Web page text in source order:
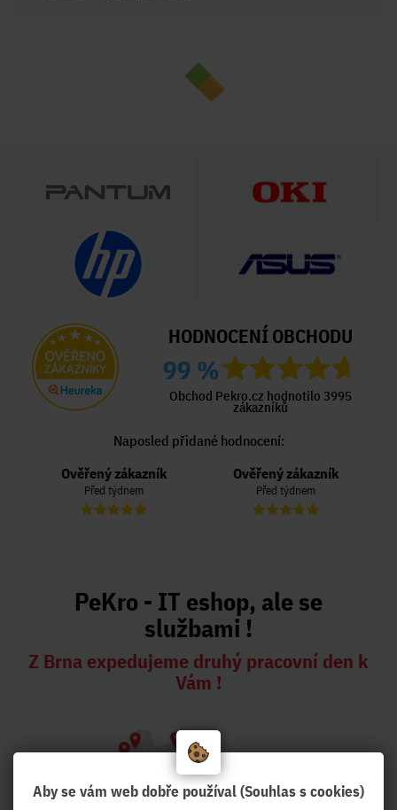
HODNOCENÍ OBCHODU
99 %
Obchod Pekro.cz hodnotilo 3995
zákazníků
Naposled přidané hodnocení:
Ověřený zákazník
Před týdnem
Ověřený zákazník
Před týdnem
PeKro - IT eshop, ale se
službami !
Z Brna expedujeme druhý pracovní den k
Vám !
Aby se vám web dobře používal (Souhlas s cookies)